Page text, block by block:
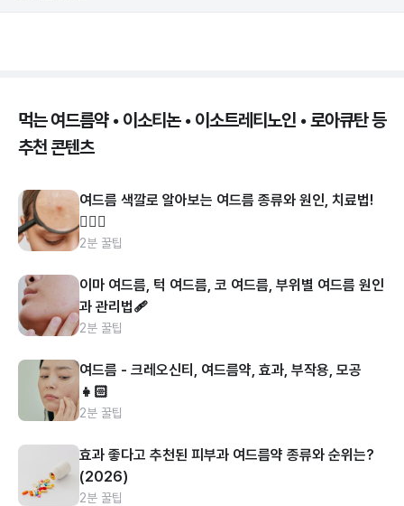
먹는 여드름약 • 이소티논 • 이소트레티노인 • 로아큐탄 등
추천 콘텐츠
여드름 색깔로 알아보는 여드름 종류와 원인, 치료법!
👩🏻‍⚕️
2분 꿀팁
이마 여드름, 턱 여드름, 코 여드름, 부위별 여드름 원인
과 관리법🩹
2분 꿀팁
여드름 - 크레오신티, 여드름약, 효과, 부작용, 모공
👧🏻
2분 꿀팁
효과 좋다고 추천된 피부과 여드름약 종류와 순위는?
(2026)
2분 꿀팁